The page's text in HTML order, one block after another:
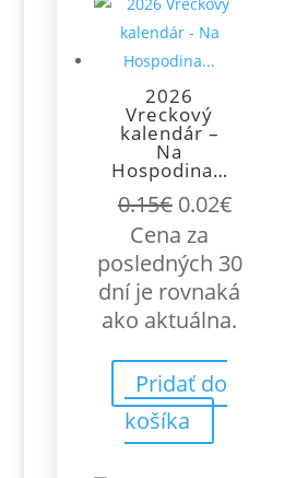
2026
Vreckový
kalendár –
Na
Hospodina…
0.15€ Pôvodná
cena
bola:
0.15€.
0.02€Aktuálna
je:
0.02€.
Cena za
posledných 30
dní je rovnaká
ako aktuálna.
Pridať do
košíka